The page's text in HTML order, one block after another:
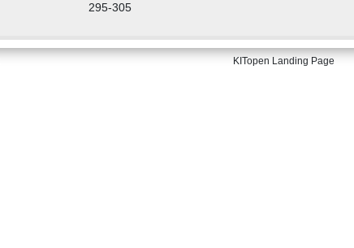
295-305
KITopen Landing Page